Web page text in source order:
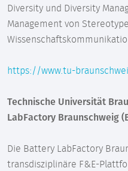
Diversity und Diversity
Management von
https://www.tu-
Technische Universität
LabFactory Braunschweig
Die Battery LabFactory
transdisziplinäre F&E-